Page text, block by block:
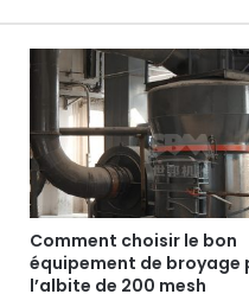
Comment choisir le bon
équipement de broyage
l’albite de 200 mesh